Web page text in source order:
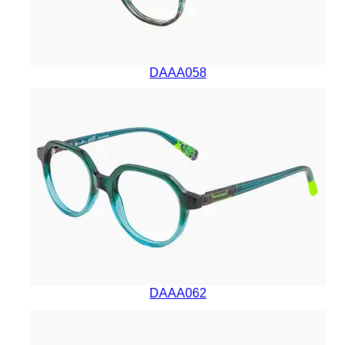
DAAA058
DAAA062